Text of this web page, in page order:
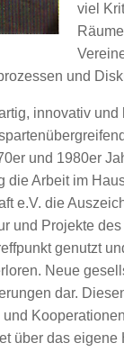
viel
und
innovativ und
und 1980er
die Arbeit im
e.V. die
und Projekte
genutzt
Neue
dar.
über das